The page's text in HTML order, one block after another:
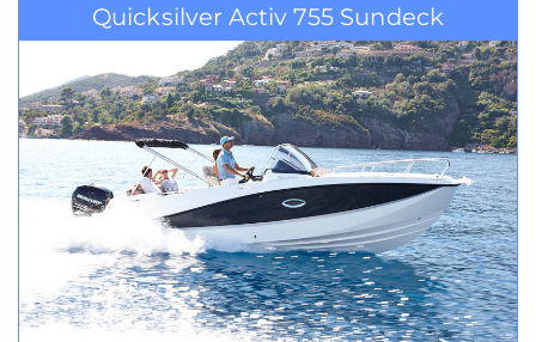
Quicksilver Activ 755 Sundeck